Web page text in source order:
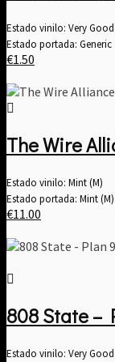
Estado vinilo: Very Good
Estado portada: Generic
€1.50
The Wire
Estado vinilo: Mint (M)
Estado portada: Mint (M)
€11.00
808 State –
Estado vinilo: Very Good